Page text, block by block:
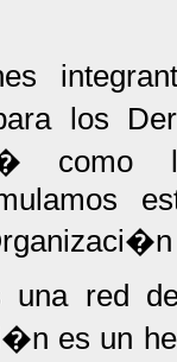
los
como
red de
es un